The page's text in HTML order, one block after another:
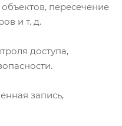
пересечение
и т. д.
доступа,
запись,